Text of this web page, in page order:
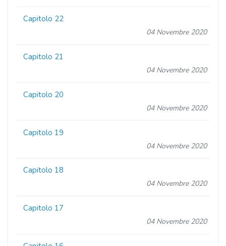
Capitolo 22
04 Novembre 2020
Capitolo 21
04 Novembre 2020
Capitolo 20
04 Novembre 2020
Capitolo 19
04 Novembre 2020
Capitolo 18
04 Novembre 2020
Capitolo 17
04 Novembre 2020